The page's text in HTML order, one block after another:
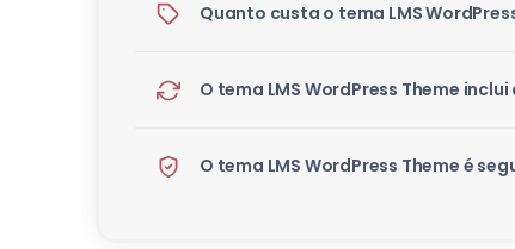
Quanto custa o tema LMS
O tema LMS WordPress Theme
O tema LMS WordPress Theme é